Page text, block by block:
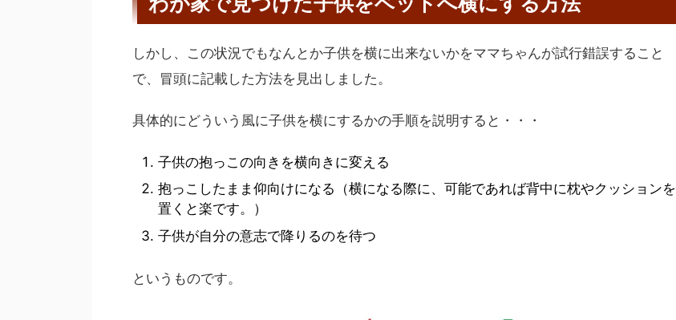
しかし、この状況でもなんとか子供を横に出来ないかをママちゃんが試行錯誤すること
で、冒頭に記載した方法を見出しました。
具体的にどういう風に子供を横にするかの手順を説明すると・・・
子供の抱っこの向きを横向きに変える
抱っこしたまま仰向けになる（横になる際に、可能であれば背中に枕やクッションを
置くと楽です。）
子供が自分の意志で降りるのを待つ
というものです。